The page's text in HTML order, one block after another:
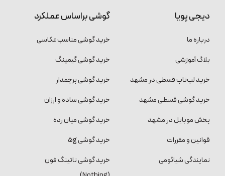
دیجی پویا
درباره ما
بلاگ آموزشی
خرید لپ‌تاپ قسطی در مشهد
خرید گوشی قسطی مشهد
پخش موبایل در مشهد
قوانین و مقررات
نمایندگی شیائومی
گوشی براساس عملکرد
خرید گوشی مناسب عکاسی
خرید گوشی گیمینگ
خرید گوشی پرچمدار
خرید گوشی ساده و ارزان
خرید گوشی میان رده
خرید گوشی 5g
خرید گوشی ناتینگ فون